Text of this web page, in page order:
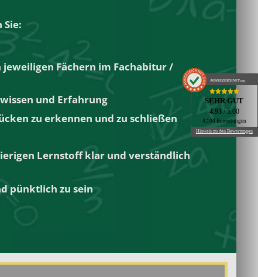
Fächern im Fachabitur/
und Erfahrung
zu erkennen und zu schließen
Lernstoff klar und verständlich
pünktlich zu sein
AUSGEZEICHNET.org
SEHR GUT
4.93/ 5.00
4.104 Bewertungen
Hinweis zu den Bewertungen